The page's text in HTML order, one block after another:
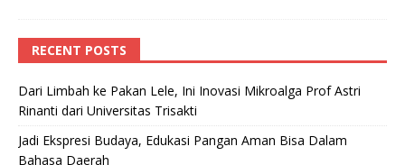
RECENT POSTS
Dari Limbah ke Pakan Lele, Ini Inovasi Mikroalga Prof Astri
Rinanti dari Universitas Trisakti
Jadi Ekspresi Budaya, Edukasi Pangan Aman Bisa Dalam
Bahasa Daerah